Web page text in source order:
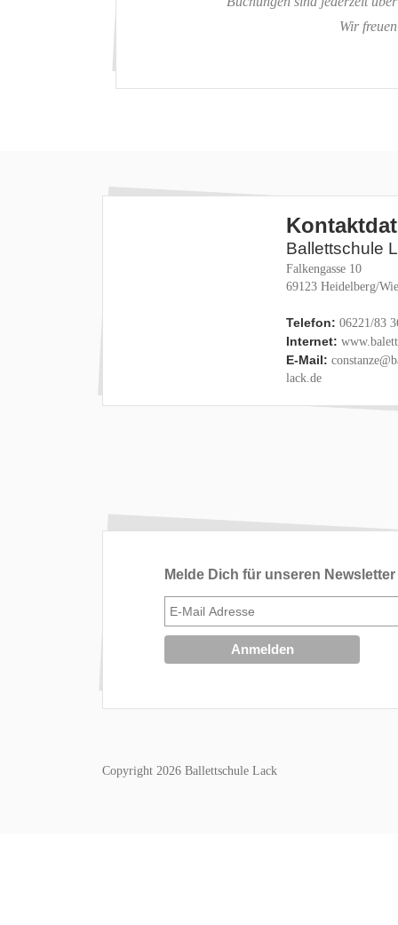
Wir
Ballettschule
Falkengasse 10
69123 Heidelberg/
Telefon: 06221/83
Internet:
E-Mail:
lack.de
Melde Dich für unseren
Copyright 2026 Ballettschule Lack